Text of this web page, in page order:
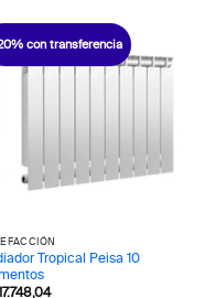
con transferencia
Tropical Peisa 10